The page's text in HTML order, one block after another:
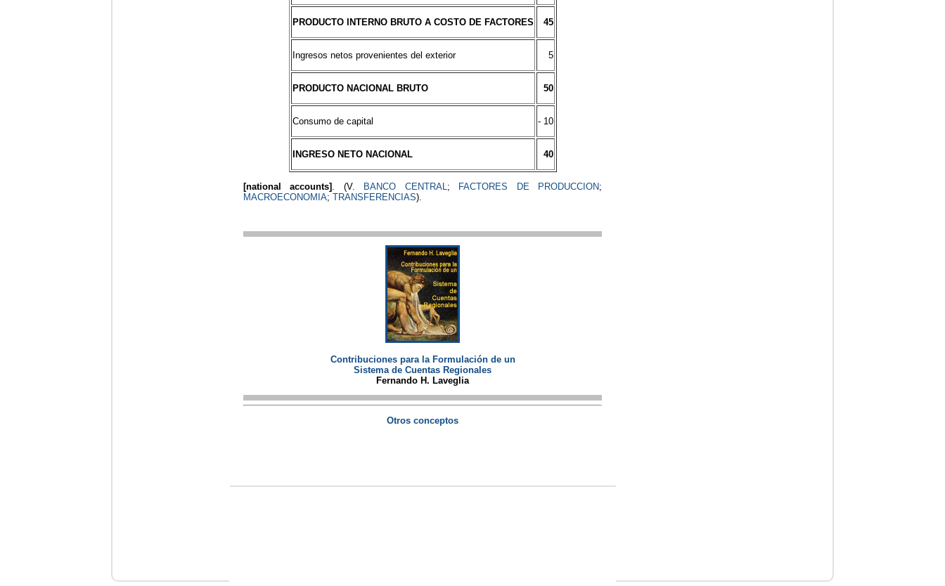
PRODUCTO INTERNO BRUTO A COSTO DE FACTORES 45
Ingresos netos provenientes del exterior 5
PRODUCTO NACIONAL BRUTO 50
Consumo de capital - 10
INGRESO NETO NACIONAL 40
[national accounts] . (V. BANCO CENTRAL; FACTORES DE PRODUCCION;
MACROECONOMIA; TRANSFERENCIAS).
Contribuciones para la Formulación de un
Sistema de Cuentas Regionales
Fernando H. Laveglia
Otros conceptos